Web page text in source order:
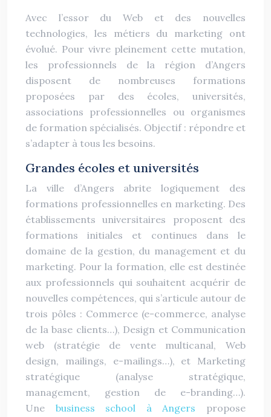
Avec l’essor du Web et des nouvelles
technologies, les métiers du marketing ont
évolué. Pour vivre pleinement cette mutation,
les professionnels de la région d’Angers
disposent de nombreuses formations
proposées par des écoles, universités,
associations professionnelles ou organismes
de formation spécialisés. Objectif : répondre et
s’adapter à tous les besoins.
Grandes écoles et universités
La ville d’Angers abrite logiquement des
formations professionnelles en marketing. Des
établissements universitaires proposent des
formations initiales et continues dans le
domaine de la gestion, du management et du
marketing. Pour la formation, elle est destinée
aux professionnels qui souhaitent acquérir de
nouvelles compétences, qui s’articule autour de
trois pôles : Commerce (e-commerce, analyse
de la base clients…), Design et Communication
web (stratégie de vente multicanal, Web
design, mailings, e-mailings…), et Marketing
stratégique (analyse stratégique,
management, gestion de e-branding…).
Une business school à Angers propose